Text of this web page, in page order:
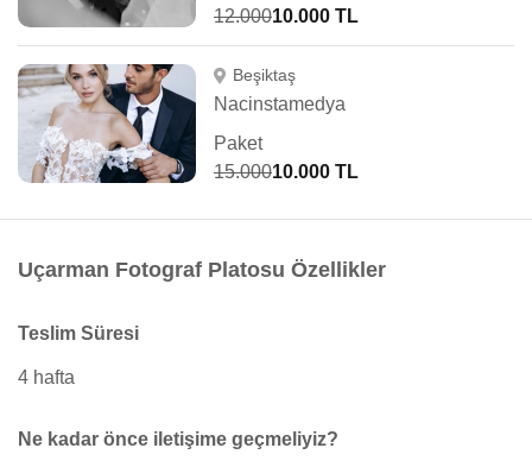
12.00010.000 TL
Beşiktaş
Nacinstamedya
Paket
15.00010.000 TL
Uçarman Fotograf Platosu Özellikler
Teslim Süresi
4 hafta
Ne kadar önce iletişime geçmeliyiz?